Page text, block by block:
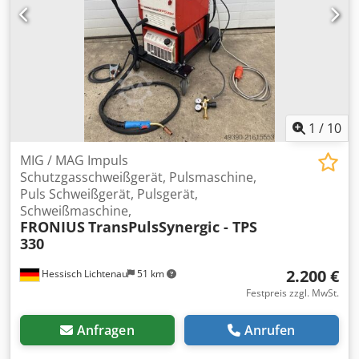
1 / 10
Hessisch Lichtenau 51 km
MIG / MAG Impuls
Schutzgasschweißgerät, Pulsmaschine,
Puls Schweißgerät, Pulsgerät,
Schweißmaschine,
FRONIUSTransPulsSynergic - TPS
330
2.200 €
Festpreis zzgl. MwSt.
Anfragen Anrufen